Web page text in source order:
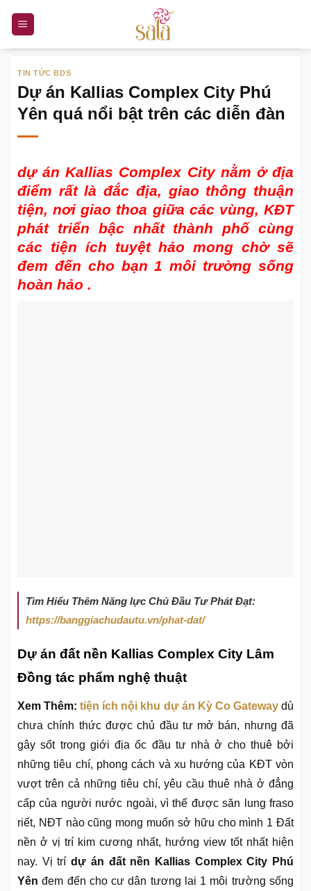
nội
TIN TỨC BDS
Dự án Kallias Complex City Phú
Yên quá nổi bật trên các diễn đàn
dự án Kallias Complex Citynằm ở địa
điểm rất là đắc địa, giao thông thuận
tiện, nơi giao thoa giữa các vùng, KĐT
phát triển bậc nhất thành phố cùng
các tiện ích tuyệt hảo mong chờ sẽ
đem đến cho bạn 1 môi trường sống
hoàn hảo .
Tìm Hiểu Thêm Năng lực Chủ Đầu Tư Phát Đạt:
https://banggiachudautu.vn/phat-dat/
Dự án đất nền Kallias Complex City Lâm
Đồng tác phẩm nghệ thuật
Xem Thêm:tiện ích nội khu dự án Kỳ Co Gatewaydù
chưa chính thức được chủ đầu tư mở bán, nhưng đã
gây sốt trong giới địa ốc đầu tư nhà ở cho thuê bởi
những tiêu chí, phong cách và xu hướng của KĐT vòn
vượt trên cả những tiêu chí, yêu cầu thuê nhà ở đẳng
cấp của người nước ngoài, vì thế được săn lung fraso
riết, NĐT nào cũng mong muốn sở hữu cho mình 1 Đất
nền ở vị trí kim cương nhất, hướng view tốt nhất hiện
nay. Vị trídự án đất nền Kallias Complex City Phú
Yên đem đến cho cư dân tương lai 1 môi trường sống